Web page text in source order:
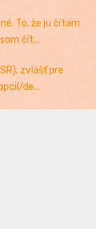
To, že ju čítam
čít...
zvlášť pre
de...